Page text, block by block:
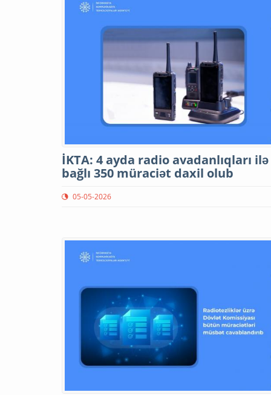
İKTA: 4 ayda radio avadanlıqları ilə
bağlı 350 müraciət daxil olub
05-05-2026